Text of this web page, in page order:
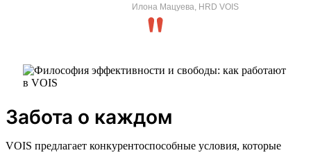
Илона Мацуева, HRD VOIS
Забота о каждом
VOIS предлагает конкурентоспособные условия, которые